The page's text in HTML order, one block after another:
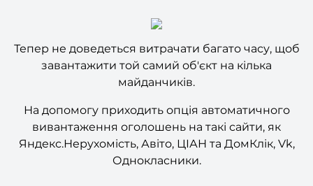
Тепер не доведеться витрачати багато часу, щоб
завантажити той самий об'єкт на кілька
майданчиків.
На допомогу приходить опція автоматичного
вивантаження оголошень на такі сайти, як
Яндекс.Нерухомість, Авіто, ЦІАН та ДомКлік, Vk,
Однокласники.